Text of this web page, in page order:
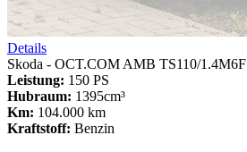
Details
Skoda - OCT.COM AMB TS110/1.4M6F
Leistung: 150 PS
Hubraum: 1395cm³
Km: 104.000 km
Kraftstoff: Benzin